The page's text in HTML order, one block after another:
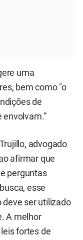
uma
bem como "o
de
advogado
afirmar que
perguntas
esse
deve ser utilizado
A melhor
fortes de